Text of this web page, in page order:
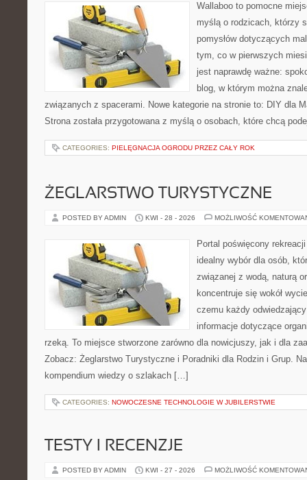
Wallaboo to pomocne
myślą o rodzicach, którzy
pomysłów dotyczących
tym, co w pierwszych
jest naprawdę ważne:
blog, w którym można
związanych z spacerami. Nowe kategorie na stronie to: DIY dla
Strona została przygotowana z myślą o osobach, które chcą
CATEGORIES: PIELĘGNACJA OGRODU PRZEZ CAŁY ROK
ŻEGLARSTWO TURYSTYCZNE
POSTED BY ADMIN KWI - 28 - 2026 MOŻLIWOŚĆ
Portal poświęcony
idealny wybór dla osób,
związanej z wodą, naturą
koncentruje się wokół
czemu każdy
informacje dotyczące
rzeką. To miejsce stworzone zarówno dla nowicjuszy, jak i dla
Zobacz: Żeglarstwo Turystyczne i Poradniki dla Rodzin i Grup.
kompendium wiedzy o szlakach […]
CATEGORIES: NOWOCZESNE TECHNOLOGIE W JUBILERSTWIE
TESTY I RECENZJE
POSTED BY ADMIN KWI - 27 - 2026 MOŻLIWOŚĆ